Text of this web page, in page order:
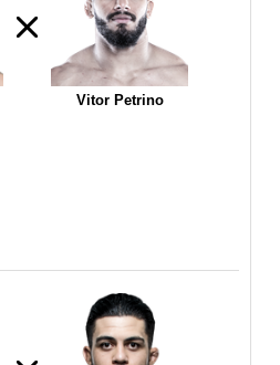
Vitor Petrino